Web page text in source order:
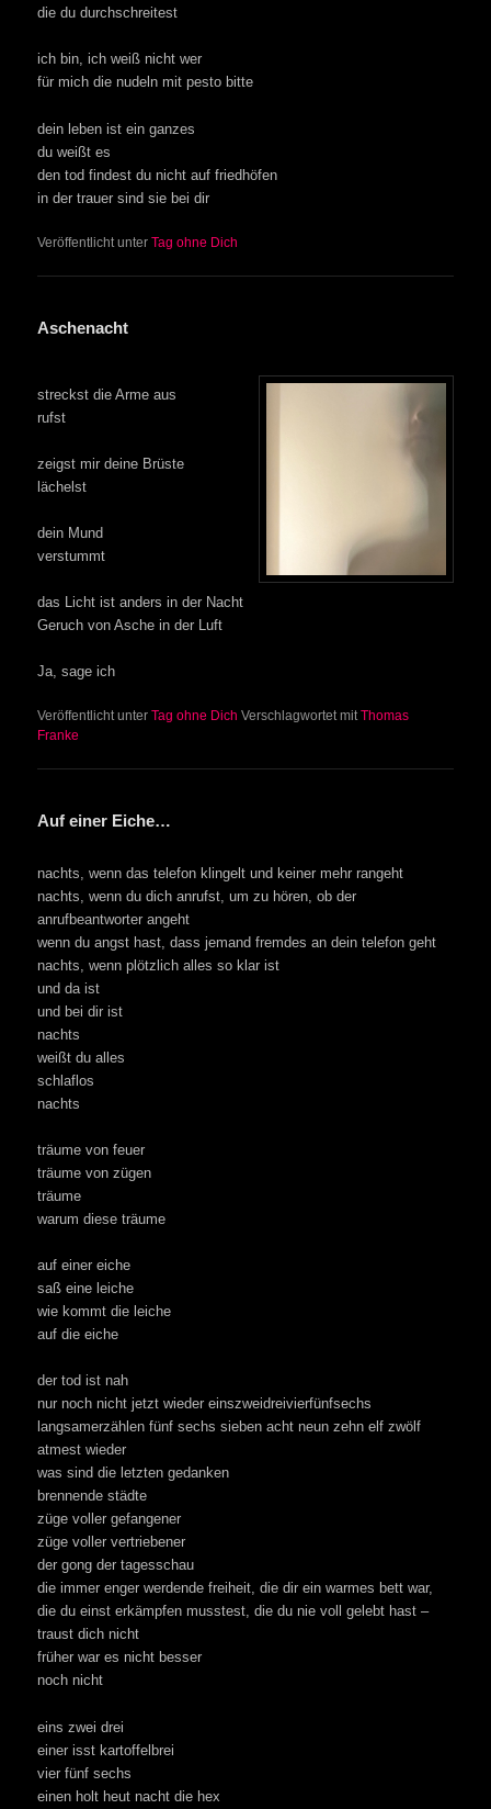
die du durchschreitest
ich bin, ich weiß nicht wer
für mich die nudeln mit pesto bitte
dein leben ist ein ganzes
du weißt es
den tod findest du nicht auf friedhöfen
in der trauer sind sie bei dir
Veröffentlicht unter Tag ohne Dich
Aschenacht
streckst die Arme aus
rufst
zeigst mir deine Brüste
lächelst
dein Mund
verstummt
das Licht ist anders in der Nacht
Geruch von Asche in der Luft
Ja, sage ich
Veröffentlicht unter Tag ohne Dich Verschlagwortet mit Thomas
Franke
Auf einer Eiche…
nachts, wenn das telefon klingelt und keiner mehr rangeht
nachts, wenn du dich anrufst, um zu hören, ob der
anrufbeantworter angeht
wenn du angst hast, dass jemand fremdes an dein telefon geht
nachts, wenn plötzlich alles so klar ist
und da ist
und bei dir ist
nachts
weißt du alles
schlaflos
nachts
träume von feuer
träume von zügen
träume
warum diese träume
auf einer eiche
saß eine leiche
wie kommt die leiche
auf die eiche
der tod ist nah
nur noch nicht jetzt wieder einszweidreivierfünfsechs
langsamerzählen fünf sechs sieben acht neun zehn elf zwölf
atmest wieder
was sind die letzten gedanken
brennende städte
züge voller gefangener
züge voller vertriebener
der gong der tagesschau
die immer enger werdende freiheit, die dir ein warmes bett war,
die du einst erkämpfen musstest, die du nie voll gelebt hast –
traust dich nicht
früher war es nicht besser
noch nicht
eins zwei drei
einer isst kartoffelbrei
vier fünf sechs
einen holt heut nacht die hex